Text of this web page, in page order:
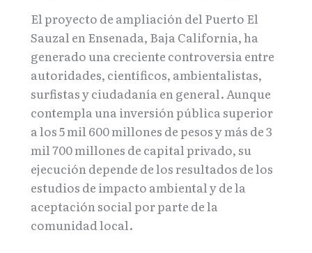
El proyecto de ampliación del Puerto El
Sauzal en Ensenada, Baja California, ha
generado una creciente controversia entre
autoridades, científicos, ambientalistas,
surfistas y ciudadanía en general. Aunque
contempla una inversión pública superior
a los 5 mil 600 millones de pesos y más de 3
mil 700 millones de capital privado, su
ejecución depende de los resultados de los
estudios de impacto ambiental y de la
aceptación social por parte de la
comunidad local.